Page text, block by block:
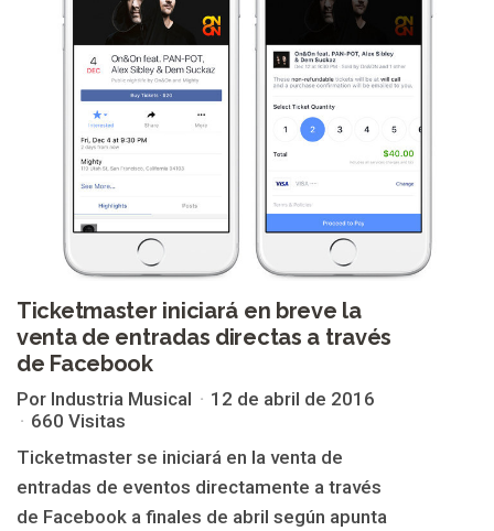
Ticketmaster iniciará en breve la
venta de entradas directas a través
de Facebook
Por Industria Musical
12 de abril de 2016
660 Visitas
Ticketmaster se iniciará en la venta de
entradas de eventos directamente a través
de Facebook a finales de abril según apunta